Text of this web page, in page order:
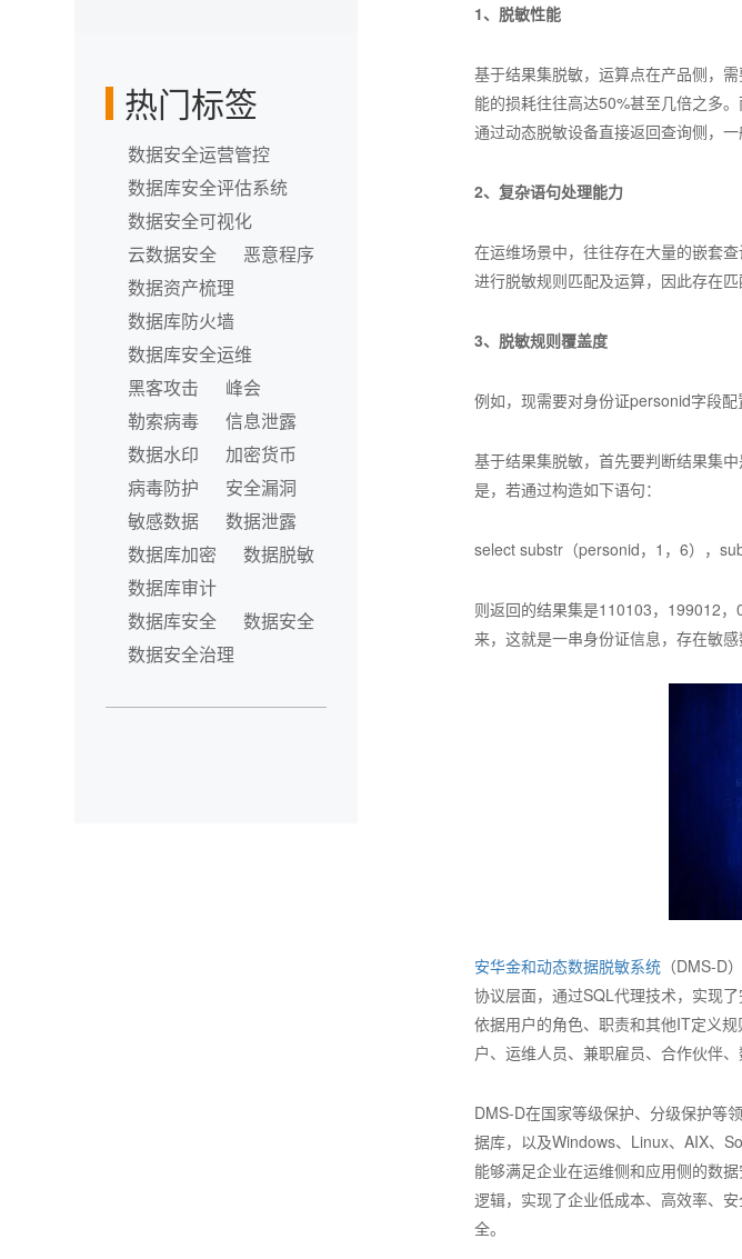
热门标签
数据安全运营管控
数据库安全评估系统
数据安全可视化
云数据安全
恶意程序
数据资产梳理
数据库防火墙
数据库安全运维
黑客攻击
峰会
勒索病毒
信息泄露
数据水印
加密货币
病毒防护
安全漏洞
敏感数据
数据泄露
数据库加密
数据脱敏
数据库审计
数据库安全
数据安全
数据安全治理
1、脱敏性能
基于结果集脱敏，运算点在产品侧，
能的损耗往往高达50%甚至几倍之多
通过动态脱敏设备直接返回查询侧，
2、复杂语句处理能力
在运维场景中，往往存在大量的嵌套
进行脱敏规则匹配及运算，因此存在
3、脱敏规则覆盖度
例如，现需要对身份证personid字段配
基于结果集脱敏，首先要判断结果集
是，若通过构造如下语句：
select substr（personid，1，6），
则返回的结果集是110103，199012
来，这就是一串身份证信息，存在敏
安华金和动态数据脱敏系统 （DMS-
协议层面，通过SQL代理技术，实现
依据用户的角色、职责和其他IT定义
户、运维人员、兼职雇员、合作伙伴
DMS-D在国家等级保护、分级保护等
据库，以及Windows、Linux、AIX、
能够满足企业在运维侧和应用侧的数
逻辑，实现了企业低成本、高效率、
全。